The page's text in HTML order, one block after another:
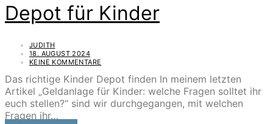
Depot für Kinder
JUDITH
18. AUGUST 2024
KEINE KOMMENTARE
Das richtige Kinder Depot finden In meinem letzten
Artikel „Geldanlage für Kinder: welche Fragen solltet ihr
euch stellen?“ sind wir durchgegangen, mit welchen
Fragen ihr…